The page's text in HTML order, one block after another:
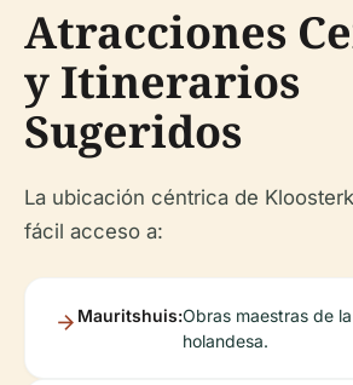
Atracciones
y Itinerarios
Sugeridos
La ubicación céntrica de
fácil acceso a:
Mauritshuis:Obras maestras de
holandesa.